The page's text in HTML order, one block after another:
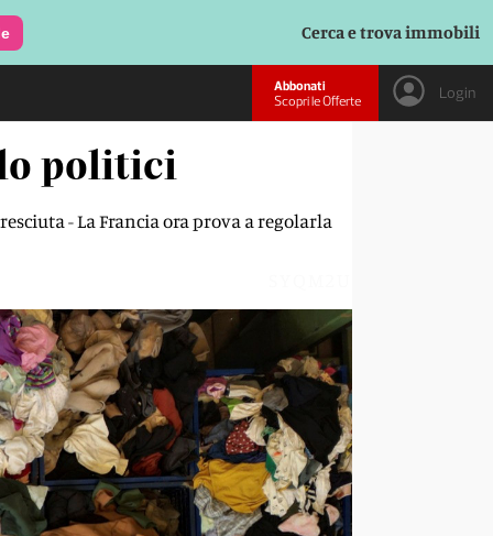
Cerca e trova immobili
Abbonati
Scopri le Offerte
Login
politici
- La Francia ora prova a regolarla